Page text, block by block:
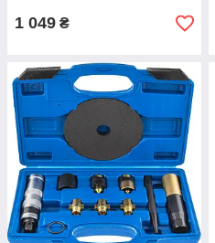
1 049 ₴